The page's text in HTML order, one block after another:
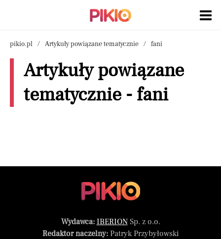
pikio.pl Artykuły powiązane tematycznie fani
Artykuły powiązane
tematycznie - fani
Wydawca: IBERIONSp. z o.o.
Redaktor naczelny:Patryk Przybyłowski